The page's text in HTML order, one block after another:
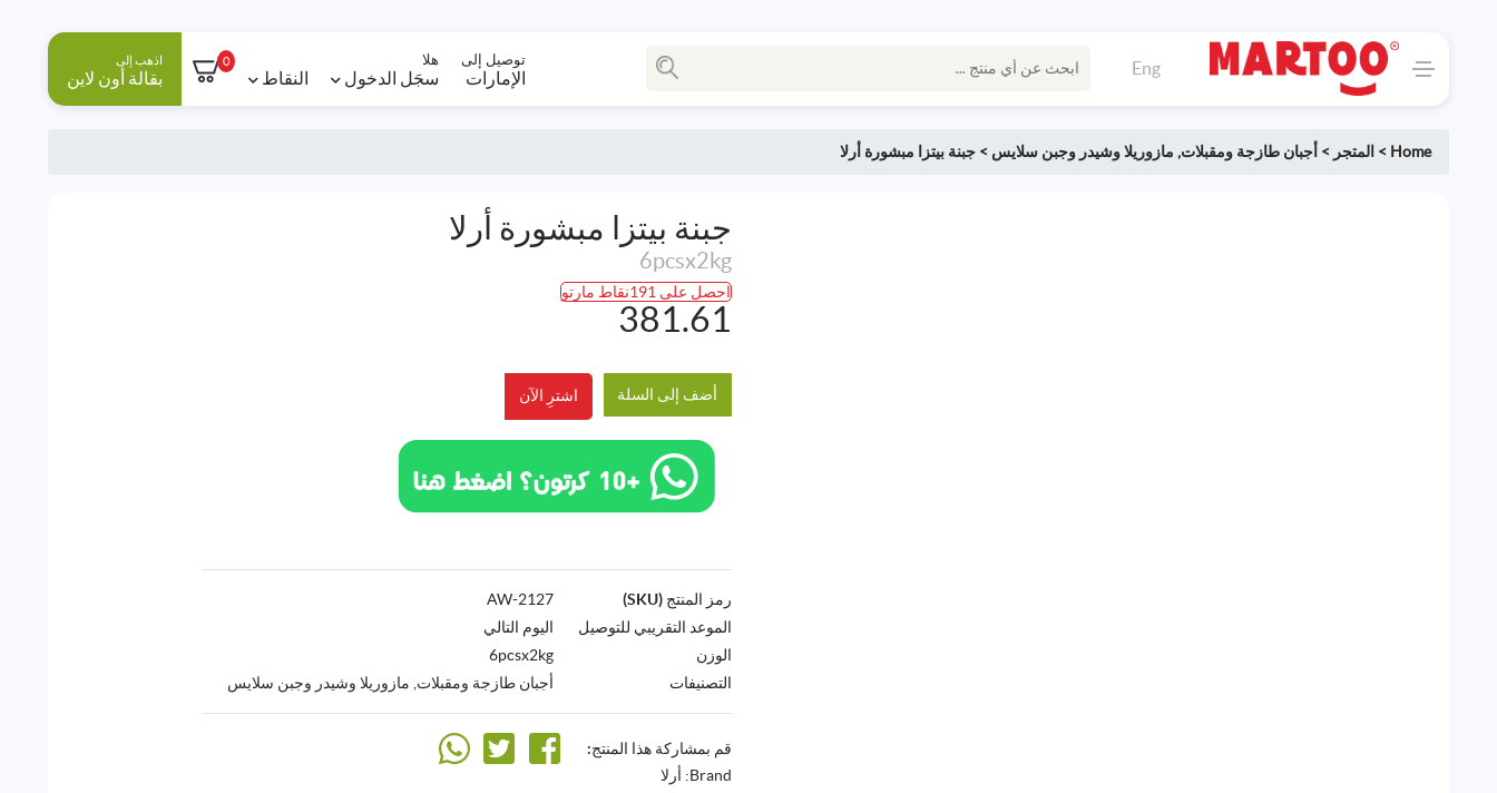
Eng توصيل إلى
الإمارات
هلا
سجَل الدخول النقاط
0 اذهب إلى
بقالة أون لاين
Home
> المتجر > أجبان طازجة ومقبلات, مازوريلا وشيدر وجبن سلايس >جبنة بيتزا مبشورة أرلا
جبنة بيتزا مبشورة أرلا
6pcsx2kg
احصل على 191نقاط مارتو
381.61
أضف إلى السلة اشترِ الآن
رمز المنتج (SKU)
2127-AW
الموعد التقريبي للتوصيل
اليوم التالي
الوزن
6pcsx2kg
التصنيفات
أجبان طازجة ومقبلات, مازوريلا وشيدر وجبن سلايس
قم بمشاركة هذا المنتج:
Brand: أرلا